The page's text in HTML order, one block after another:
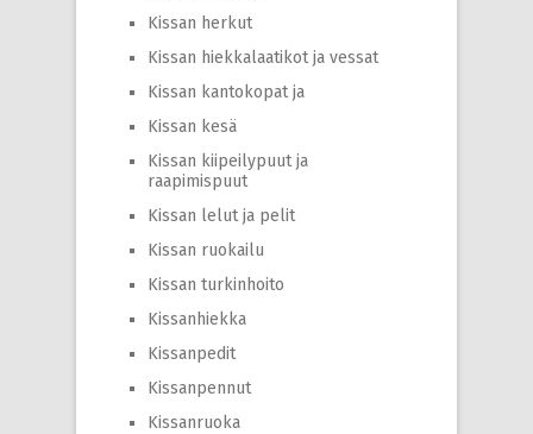
Kissan herkut
Kissan hiekkalaatikot ja vessat
Kissan kantokopat ja
Kissan kesä
Kissan kiipeilypuut ja
raapimispuut
Kissan lelut ja pelit
Kissan ruokailu
Kissan turkinhoito
Kissanhiekka
Kissanpedit
Kissanpennut
Kissanruoka